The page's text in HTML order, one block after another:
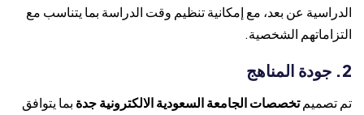
الدراسية عن بعد، مع إمكانية تنظيم وقت الدراسة بما يتناسب مع
التزاماتهم الشخصية.
2. جودة المناهج
تم تصميمتخصصات الجامعة السعودية الالكترونية جدةبما يتوافق